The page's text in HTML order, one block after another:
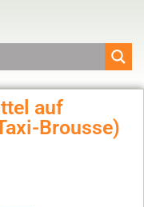
auf
Brousse)